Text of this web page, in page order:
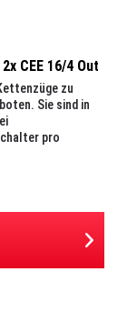
CEE 16/4 Out
zu
Sie sind in
pro